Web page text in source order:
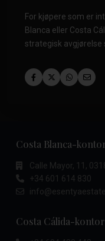
For kjøpere som er
Blanca eller Costa
strategisk avgjørelse
Costa Blanca-
Calle Mayor, 11,
+34 601 614 830
Costa Cálida-